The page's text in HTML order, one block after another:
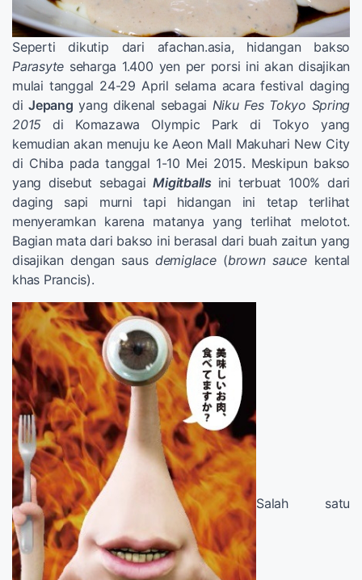
Seperti dikutip dari afachan.asia, hidangan bakso
Parasyte seharga 1.400 yen per porsi ini akan disajikan
mulai tanggal 24-29 April selama acara festival daging
diJepang yang dikenal sebagai Niku Fes Tokyo Spring
2015 di Komazawa Olympic Park di Tokyo yang
kemudian akan menuju ke Aeon Mall Makuhari New City
di Chiba pada tanggal 1-10 Mei 2015. Meskipun bakso
yang disebut sebagaiMigitballs ini terbuat 100% dari
daging sapi murni tapi hidangan ini tetap terlihat
menyeramkan karena matanya yang terlihat melotot.
Bagian mata dari bakso ini berasal dari buah zaitun yang
disajikan dengan saus demiglace(brown saucekental
khas Prancis).
Salah satu